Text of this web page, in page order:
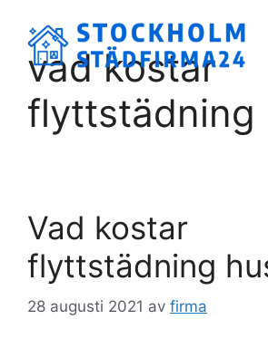
innehållvad kostar
flyttstädning
Vad kostar
flyttstädning
28 augusti 2021 av firma